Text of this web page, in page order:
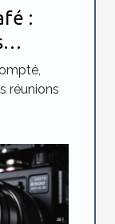
:
réunions